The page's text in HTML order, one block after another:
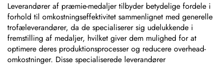
Leverandører af præmie-medaljer tilbyder betydelige fordele i
forhold til omkostningseffektivitet sammenlignet med generelle
trofæleverandører, da de specialiserer sig udelukkende i
fremstilling af medaljer, hvilket giver dem mulighed for at
optimere deres produktionsprocesser og reducere overhead-
omkostninger. Disse specialiserede leverandører